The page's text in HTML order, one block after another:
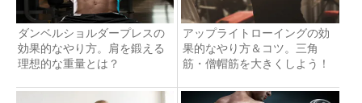
ダンベルショルダープレスの
効果的なやり方。肩を鍛える
理想的な重量とは？
アップライトローイングの効
果的なやり方＆コツ。三角
筋・僧帽筋を大きくしよう！